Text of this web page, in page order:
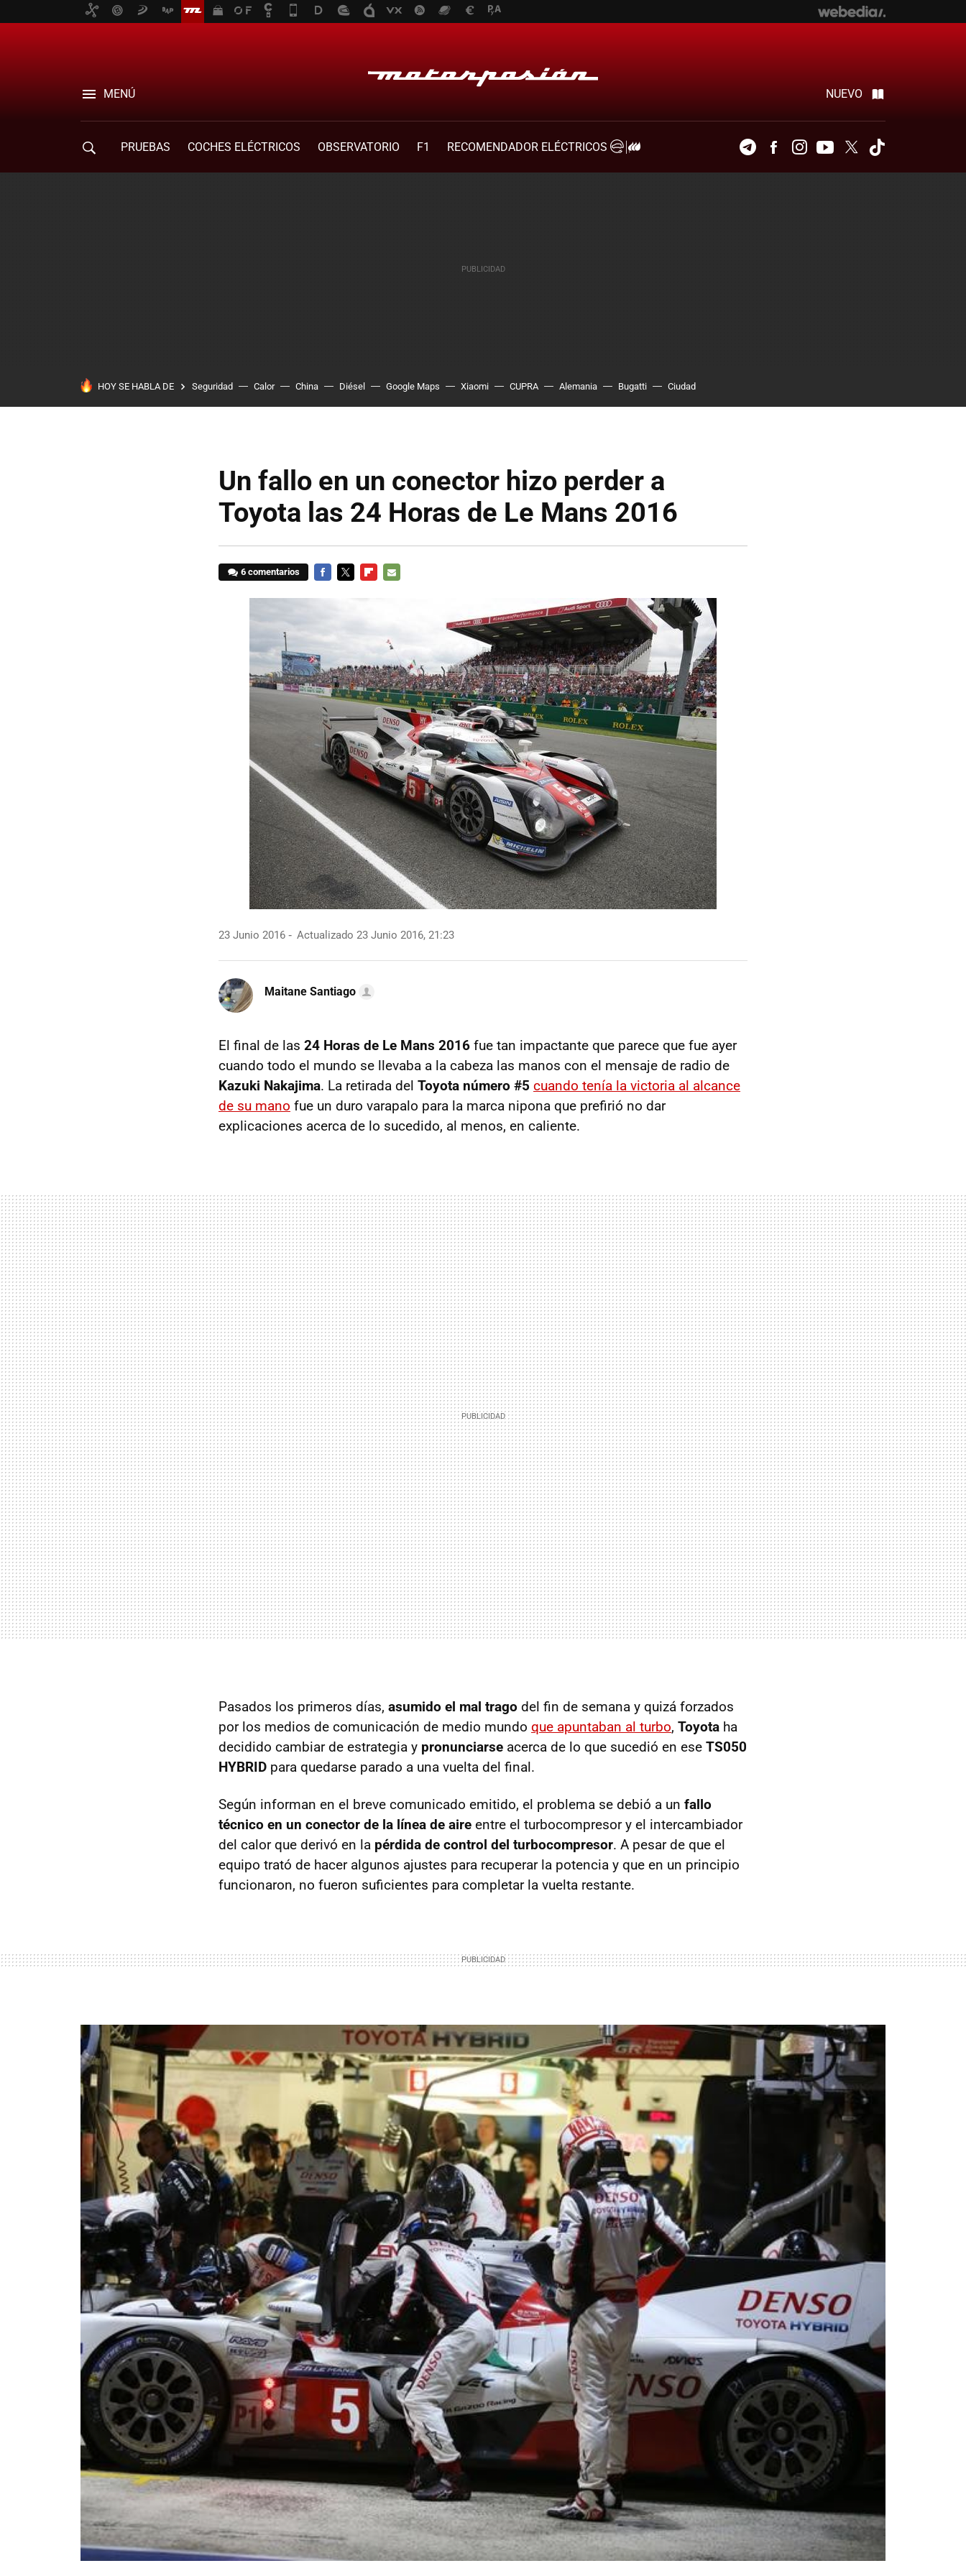
MENÚ NUEVO
PRUEBAS COCHES ELÉCTRICOS OBSERVATORIO F1
RECOMENDADOR ELÉCTRICOS
TelegramFacebookInstagramYoutubeTwitter
HOY SE HABLA DE Seguridad Calor China Diésel Google Maps Xiaomi CUPRA Alemania Bugatti Ciudad
Un fallo en un conector hizo perder a
Toyota las 24 Horas de Le Mans 2016
6 comentarios
23 Junio 2016 Actualizado 23 Junio 2016, 21:23
Maitane Santiago
El final de las 24 Horas de Le Mans 2016 fue tan impactante que parece que fue ayer
cuando todo el mundo se llevaba a la cabeza las manos con el mensaje de radio de
Kazuki Nakajima. La retirada del Toyota número #5 cuando tenía la victoria al alcance
de su mano fue un duro varapalo para la marca nipona que prefirió no dar
explicaciones acerca de lo sucedido, al menos, en caliente.
Pasados los primeros días, asumido el mal trago del fin de semana y quizá forzados
por los medios de comunicación de medio mundo que apuntaban al turbo, Toyota ha
decidido cambiar de estrategia y pronunciarse acerca de lo que sucedió en ese TS050
HYBRID para quedarse parado a una vuelta del final.
Según informan en el breve comunicado emitido, el problema se debió a un fallo
técnico en un conector de la línea de aire entre el turbocompresor y el intercambiador
del calor que derivó en la pérdida de control del turbocompresor. A pesar de que el
equipo trató de hacer algunos ajustes para recuperar la potencia y que en un principio
funcionaron, no fueron suficientes para completar la vuelta restante.